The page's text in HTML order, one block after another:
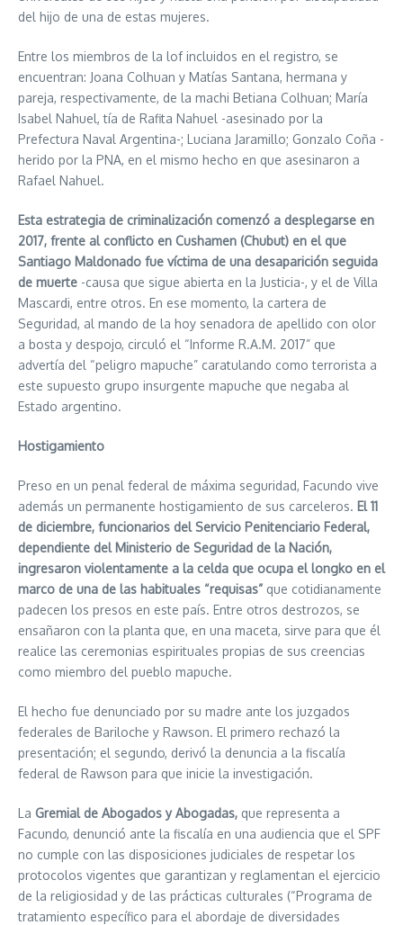
del hijo de una de estas mujeres.
Entre los miembros de la lof incluidos en el registro, se
encuentran: Joana Colhuan y Matías Santana, hermana y
pareja, respectivamente, de la machi Betiana Colhuan; María
Isabel Nahuel, tía de Rafita Nahuel -asesinado por la
Prefectura Naval Argentina-; Luciana Jaramillo; Gonzalo Coña -
herido por la PNA, en el mismo hecho en que asesinaron a
Rafael Nahuel.
Esta estrategia de criminalización comenzó a desplegarse en
2017, frente al conflicto en Cushamen (Chubut) en el que
Santiago Maldonado fue víctima de una desaparición seguida
de muerte -causa que sigue abierta en la Justicia-, y el de Villa
Mascardi, entre otros. En ese momento, la cartera de
Seguridad, al mando de la hoy senadora de apellido con olor
a bosta y despojo, circuló el “Informe R.A.M. 2017” que
advertía del “peligro mapuche” caratulando como terrorista a
este supuesto grupo insurgente mapuche que negaba al
Estado argentino.
Hostigamiento
Preso en un penal federal de máxima seguridad, Facundo vive
además un permanente hostigamiento de sus carceleros. El 11
de diciembre, funcionarios del Servicio Penitenciario Federal,
dependiente del Ministerio de Seguridad de la Nación,
ingresaron violentamente a la celda que ocupa el longko en el
marco de una de las habituales “requisas” que cotidianamente
padecen los presos en este país. Entre otros destrozos, se
ensañaron con la planta que, en una maceta, sirve para que él
realice las ceremonias espirituales propias de sus creencias
como miembro del pueblo mapuche.
El hecho fue denunciado por su madre ante los juzgados
federales de Bariloche y Rawson. El primero rechazó la
presentación; el segundo, derivó la denuncia a la fiscalía
federal de Rawson para que inicie la investigación.
La Gremial de Abogados y Abogadas, que representa a
Facundo, denunció ante la fiscalía en una audiencia que el SPF
no cumple con las disposiciones judiciales de respetar los
protocolos vigentes que garantizan y reglamentan el ejercicio
de la religiosidad y de las prácticas culturales (“Programa de
tratamiento específico para el abordaje de diversidades